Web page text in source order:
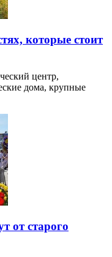
которые стоит
центр,
дома, крупные
от старого